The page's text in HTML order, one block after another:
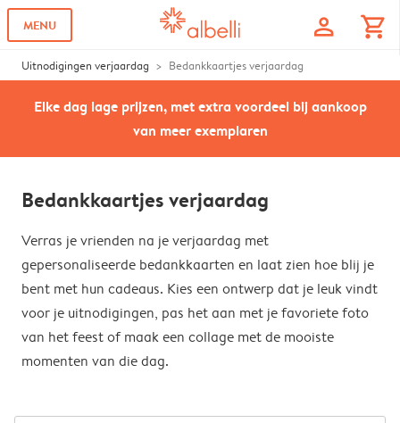
MENU profile shopping_cart
Uitnodigingen verjaardag Bedankkaartjes verjaardag
Elke dag lage prijzen, met extra voordeel bij aankoop
van meer exemplaren
Bedankkaartjes verjaardag
Verras je vrienden na je verjaardag met
gepersonaliseerde bedankkaarten en laat zien hoe blij je
bent met hun cadeaus. Kies een ontwerp dat je leuk vindt
voor je uitnodigingen, pas het aan met je favoriete foto
van het feest of maak een collage met de mooiste
momenten van die dag.